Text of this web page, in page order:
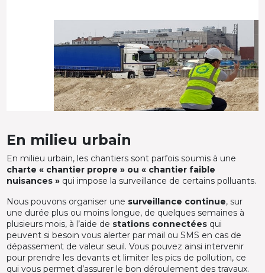
En milieu urbain
En milieu urbain, les chantiers sont parfois soumis à une
charte « chantier propre » ou « chantier faible
nuisances » qui impose la surveillance de certains polluants.
Nous pouvons organiser une surveillance continue, sur
une durée plus ou moins longue, de quelques semaines à
plusieurs mois, à l’aide de stations connectées qui
peuvent si besoin vous alerter par mail ou SMS en cas de
dépassement de valeur seuil. Vous pouvez ainsi intervenir
pour prendre les devants et limiter les pics de pollution, ce
qui vous permet d’assurer le bon déroulement des travaux.